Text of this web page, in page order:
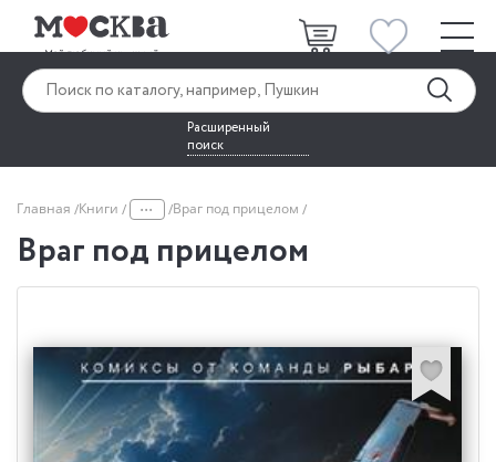
Расширенный
поиск
Главная Книги ... Враг под прицелом
Враг под прицелом